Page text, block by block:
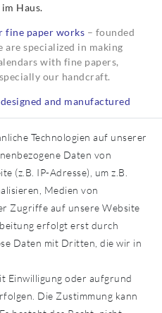
Haus.
fine paper works – founded
specialized in making
with fine papers,
our handcraft.
and manufactured
Technologien auf unserer
Daten von
(z.B. IP-Adresse), um z.B.
Medien von
Zugriffe auf unsere Website
erfolgt erst durch
Daten mit Dritten, die wir in
Einwilligung oder aufgrund
Die Zustimmung kann